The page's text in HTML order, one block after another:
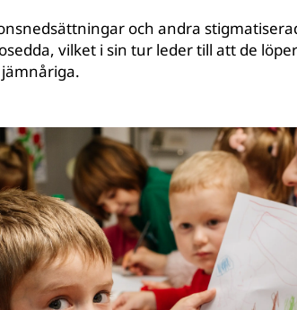
och andra
vilket i sin tur leder till att de